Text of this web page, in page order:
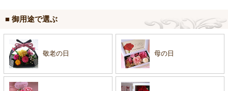
■ 御用途で選ぶ
敬老の日 母の日